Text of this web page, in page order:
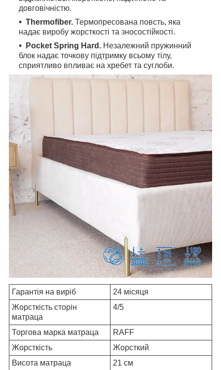
довговічністю.
Thermofiber. Термопресована повсть, яка
надає виробу жорсткості та зносостійкості.
Pocket Spring Hard. Незалежний пружинний
блок надає точкову підтримку всьому тілу,
сприятливо впливає на хребет та суглоби.
Гарантія на виріб
24 місяця
Жорсткість сторін
матраца
4/5
Торгова марка матраца
RAFF
Жорсткість
Жорсткий
Висота матраца
21 см